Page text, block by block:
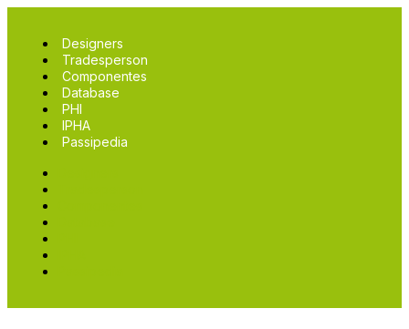
Designers
Tradesperson
Componentes
Database
PHI
IPHA
Passipedia